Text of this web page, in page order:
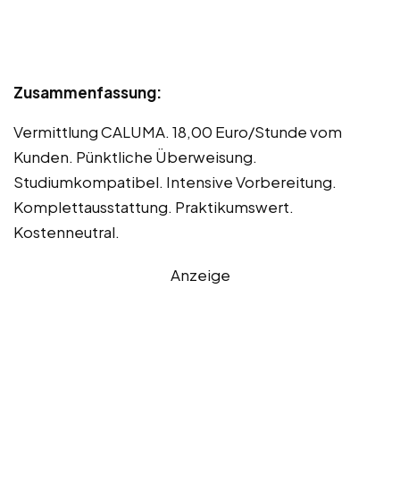
Zusammenfassung:
Vermittlung CALUMA. 18,00 Euro/Stunde vom
Kunden. Pünktliche Überweisung.
Studiumkompatibel. Intensive Vorbereitung.
Komplettausstattung. Praktikumswert.
Kostenneutral.
Anzeige